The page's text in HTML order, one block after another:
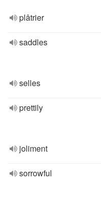
plâtrier
saddles
selles
prettily
joliment
sorrowful